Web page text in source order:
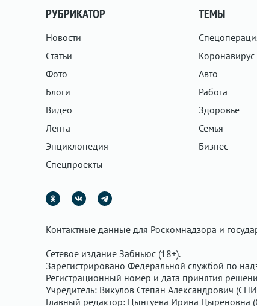
РУБРИКАТОР
Новости
Статьи
Фото
Блоги
Видео
Лента
Энциклопедия
Спецпроекты
ТЕМЫ
Коронавирус
Авто
Работа
Здоровье
Семья
Бизнес
Контактные данные для Роскомнадзора и
Сетевое издание Забньюс (18+).
Зарегистрировано Федеральной службой по
Регистрационный номер и дата принятия
Учредитель: Викулов Степан Александрович
Главный редактор: Цынгуева Ирина